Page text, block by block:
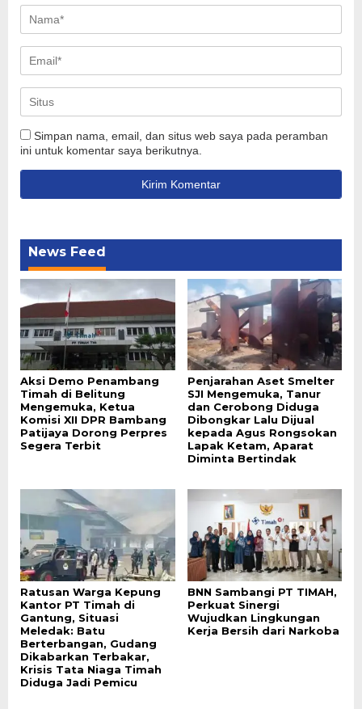
Simpan nama, email, dan situs web saya pada peramban
ini untuk komentar saya berikutnya.
News Feed
Aksi Demo Penambang
Timah di Belitung
Mengemuka, Ketua
Komisi XII DPR Bambang
Patijaya Dorong Perpres
Segera Terbit
Penjarahan Aset Smelter
SJI Mengemuka, Tanur
dan Cerobong Diduga
Dibongkar Lalu Dijual
kepada Agus Rongsokan
Lapak Ketam, Aparat
Diminta Bertindak
Ratusan Warga Kepung
Kantor PT Timah di
Gantung, Situasi
Meledak: Batu
Berterbangan, Gudang
Dikabarkan Terbakar,
Krisis Tata Niaga Timah
Diduga Jadi Pemicu
BNN Sambangi PT TIMAH,
Perkuat Sinergi
Wujudkan Lingkungan
Kerja Bersih dari Narkoba